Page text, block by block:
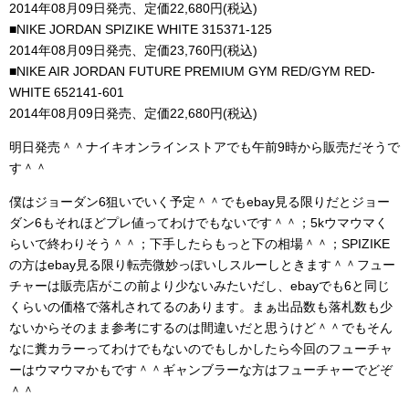
2014年08月09日発売、定価22,680円(税込)
■NIKE JORDAN SPIZIKE WHITE 315371-125
2014年08月09日発売、定価23,760円(税込)
■NIKE AIR JORDAN FUTURE PREMIUM GYM RED/GYM RED-
WHITE 652141-601
2014年08月09日発売、定価22,680円(税込)
明日発売＾＾ナイキオンラインストアでも午前9時から販売だそうで
す＾＾
僕はジョーダン6狙いでいく予定＾＾でもebay見る限りだとジョー
ダン6もそれほどプレ値ってわけでもないです＾＾；5kウマウマく
らいで終わりそう＾＾；下手したらもっと下の相場＾＾；SPIZIKE
の方はebay見る限り転売微妙っぽいしスルーしときます＾＾フュー
チャーは販売店がこの前より少ないみたいだし、ebayでも6と同じ
くらいの価格で落札されてるのあります。まぁ出品数も落札数も少
ないからそのまま参考にするのは間違いだと思うけど＾＾でもそん
なに糞カラーってわけでもないのでもしかしたら今回のフューチャ
ーはウマウマかもです＾＾ギャンブラーな方はフューチャーでどぞ
＾＾